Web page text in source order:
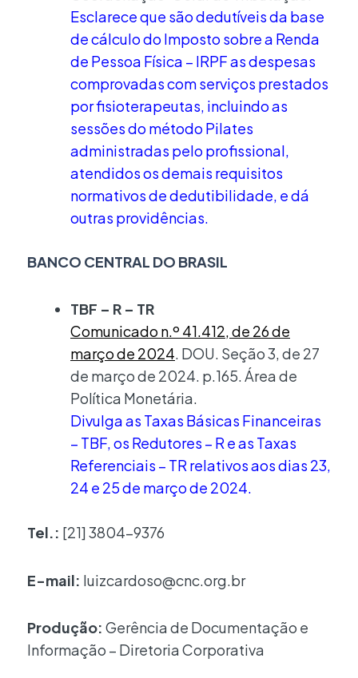
Esclarece que são dedutíveis da base
de cálculo do Imposto sobre a Renda
de Pessoa Física – IRPF as despesas
comprovadas com serviços prestados
por fisioterapeutas, incluindo as
sessões do método Pilates
administradas pelo profissional,
atendidos os demais requisitos
normativos de dedutibilidade, e dá
outras providências.
BANCO CENTRAL DO BRASIL
TBF – R – TR
Comunicado n.º 41.412, de 26 de
março de 2024. DOU. Seção 3, de 27
de março de 2024. p.165. Área de
Política Monetária.
Divulga as Taxas Básicas Financeiras
– TBF, os Redutores – R e as Taxas
Referenciais – TR relativos aos dias 23,
24 e 25 de março de 2024.
Tel.: [21] 3804-9376
E-mail: luizcardoso@cnc.org.br
Produção: Gerência de Documentação e
Informação – Diretoria Corporativa